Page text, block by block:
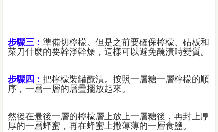
步驟三： 準備切檸檬。但是之前要確保檸檬、砧板和
菜刀什麼的要幹淨幹燥，這樣可以避免醃漬時變質。
步驟四： 把檸檬裝罐醃漬。按照一層糖一層檸檬的順
序，一層一層的層疊擺放起來。
然後在最後一層的檸檬層上放上一層糖後，再封上厚
厚的一層蜂蜜，再在蜂蜜上撒薄薄的一層食鹽。